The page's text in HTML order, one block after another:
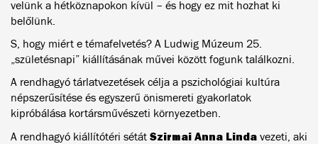
velünk a hétköznapokon kívül – és hogy ez mit hozhat ki
belőlünk.
S, hogy miért e témafelvetés? A Ludwig Múzeum 25.
„születésnapi” kiállításának művei között fogunk találkozni.
A rendhagyó tárlatvezetések célja a pszichológiai kultúra
népszerűsítése és egyszerű önismereti gyakorlatok
kipróbálása kortársművészeti környezetben.
A rendhagyó kiállítótéri sétát Szirmai Anna Linda vezeti, aki